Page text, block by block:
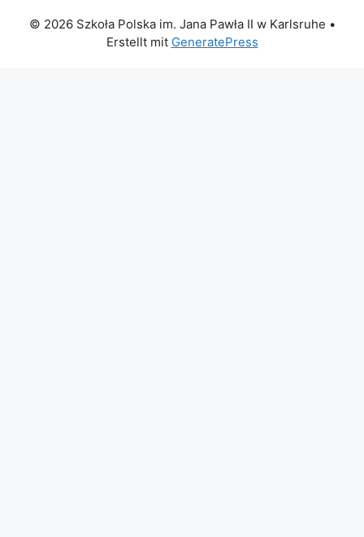
© 2026 Szkoła Polska im. Jana Pawła II w Karlsruhe •
Erstellt mit GeneratePress